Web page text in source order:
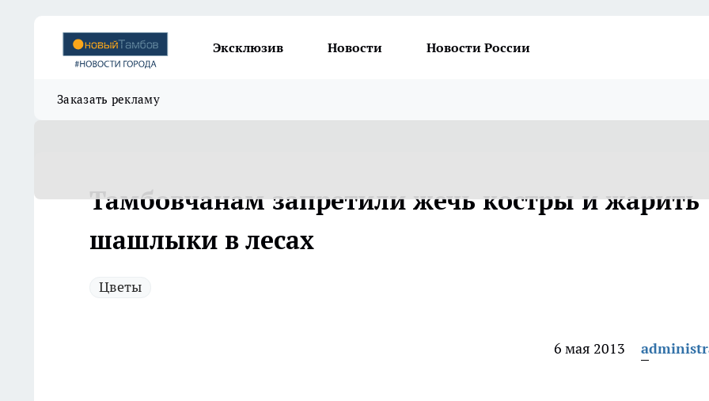
Эксклюзив Новости Новости России
Заказать рекламу
Тамбовчанам запретили жечь костры и жарить
шашлыки в лесах
Цветы
6 мая 2013